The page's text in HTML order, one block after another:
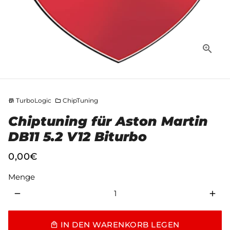
store TurboLogic folder ChipTuning
Chiptuning für Aston Martin
DB11 5.2 V12 Biturbo
0,00€
Menge
remove add
local_mall IN DEN WARENKORB LEGEN